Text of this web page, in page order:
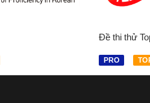
Đề thi thử
PRO